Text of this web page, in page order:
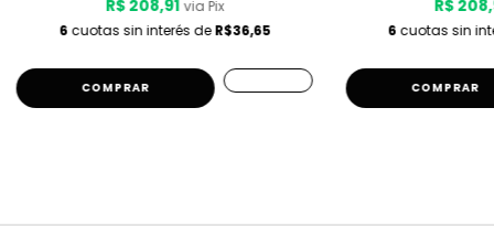
R$ 208,91 via Pix
6 cuotas sin interés deR$36,65
COMPRAR
R$
6 cuotas sin
COMPRAR